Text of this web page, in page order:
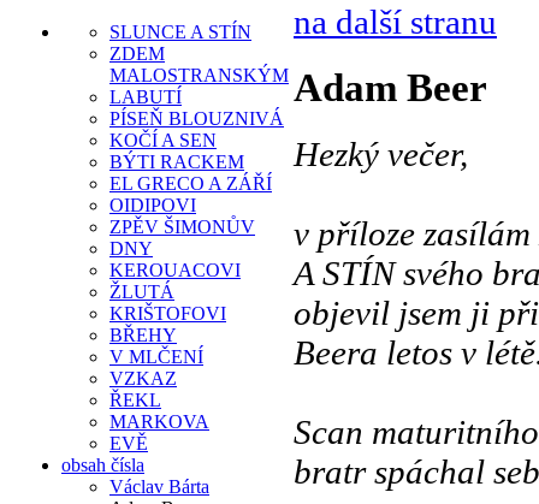
SLUNCE A STÍN
ZDEM
MALOSTRANSKÝM
LABUTÍ
PÍSEŇ BLOUZNIVÁ
KOČÍ A SEN
BÝTI RACKEM
EL GRECO A ZÁŘÍ
OIDIPOVI
ZPĚV ŠIMONŮV
DNY
KEROUACOVI
ŽLUTÁ
KRIŠTOFOVI
BŘEHY
V MLČENÍ
VZKAZ
ŘEKL
MARKOVA
EVĚ
obsah čísla
Václav Bárta
na další stranu
Adam Beer
Hezký večer,
v příloze
A STÍN svého
objevil jsem ji
Beera letos v
Scan
bratr spáchal